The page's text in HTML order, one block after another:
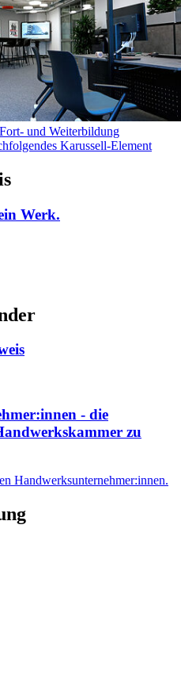
und Weiterbildung
Karussell-Element
Werk.
- die
zu
Handwerksunternehmer:innen.